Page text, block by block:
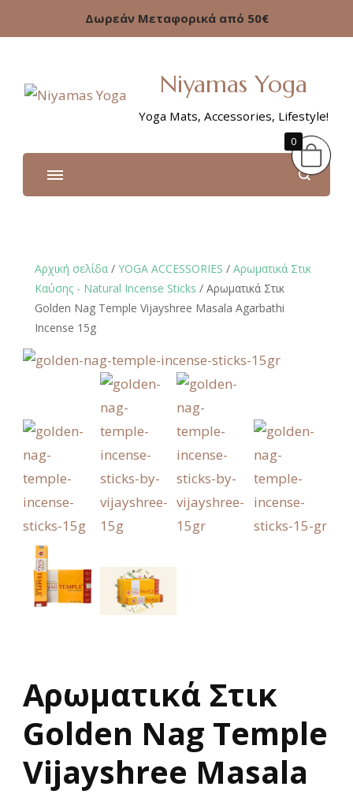
Δωρεάν Μεταφορικά από 50€
Niyamas Yoga
Yoga Mats, Accessories, Lifestyle!
Αρχική σελίδα / YOGA ACCESSORIES / Αρωματικά Στικ
Καύσης - Natural Incense Sticks / Aρωματικά Στικ
Golden Nag Temple Vijayshree Masala Agarbathi
Incense 15g
Aρωματικά Στικ
Golden Nag Temple
Vijayshree Masala
0